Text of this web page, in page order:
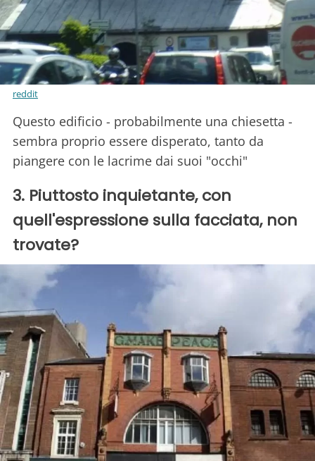
reddit
Questo edificio - probabilmente una chiesetta -
sembra proprio essere disperato, tanto da
piangere con le lacrime dai suoi "occhi"
3. Piuttosto inquietante, con
quell'espressione sulla facciata, non
trovate?